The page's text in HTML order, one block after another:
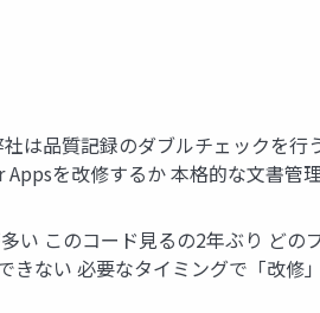
は品質記録のダブルチェックを行
を改修するか 本格的な文書管
このコード見るの2年ぶり どの
ない 必要なタイミングで「改修